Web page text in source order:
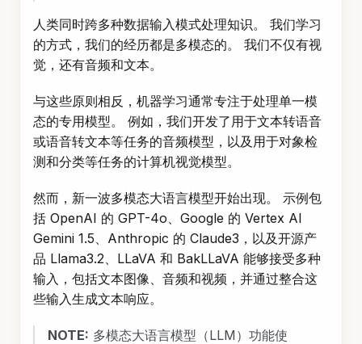
人类同时跨多种数据输入模式处理知识。 我们学习
的方式，我们的经历都是多模态的。 我们不仅有视
觉，还有音频和文本。
与这些原则相反，机器学习通常专注于处理单一模
态的专用模型。 例如，我们开发了用于文本转语音
或语音转文本等任务的音频模型，以及用于对象检
测和分类等任务的计算机视觉模型。
然而，新一波多模态大语言模型开始出现。 示例包
括 OpenAI 的 GPT-4o、Google 的 Vertex AI
Gemini 1.5、Anthropic 的 Claude3，以及开源产
品 Llama3.2、LLaVA 和 BakLLaVA 能够接受多种
输入，包括文本图像、音频和视频，并通过整合这
些输入生成文本响应。
NOTE: 多模态大语言模型（LLM）功能使